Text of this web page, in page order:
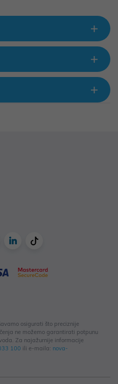
osigurati što preciznije
ne možemo garantirati potpunu
Za najažurnije informacije
100 ili e-maila: nova-